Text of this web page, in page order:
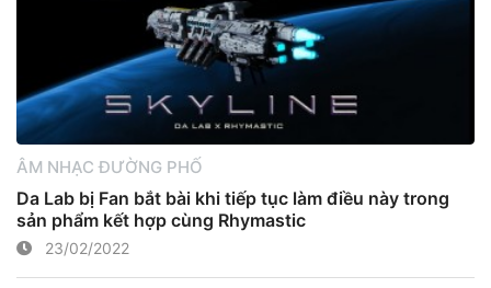
ÂM NHẠC ĐƯỜNG PHỐ
Da Lab bị Fan bắt bài khi tiếp tục làm điều này trong
sản phẩm kết hợp cùng Rhymastic
23/02/2022